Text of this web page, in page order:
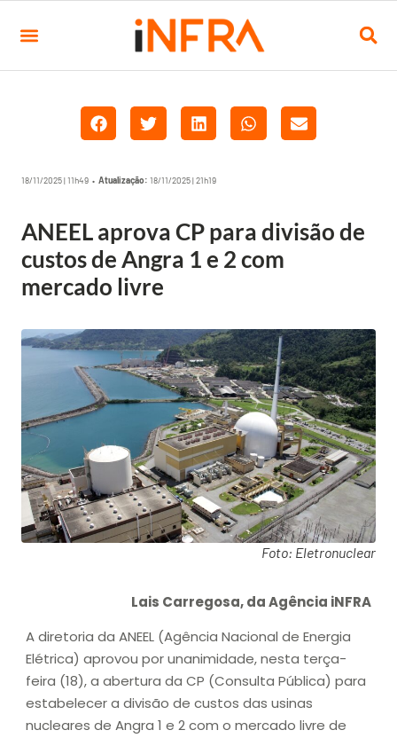
18/11/2025 | 11h49 • Atualização: 18/11/2025 | 21h19
ANEEL aprova CP para divisão de
custos de Angra 1 e 2 com
mercado livre
Foto: Eletronuclear
Lais Carregosa, da Agência iNFRA
A diretoria da ANEEL (Agência Nacional de Energia
Elétrica) aprovou por unanimidade, nesta terça-
feira (18), a abertura da CP (Consulta Pública) para
estabelecer a divisão de custos das usinas
nucleares de Angra 1 e 2 com o mercado livre de